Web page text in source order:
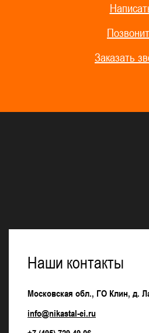
Заказать
Наши контакты
Московская обл., ГО Клин, д.
info@nikastal-ei.ru